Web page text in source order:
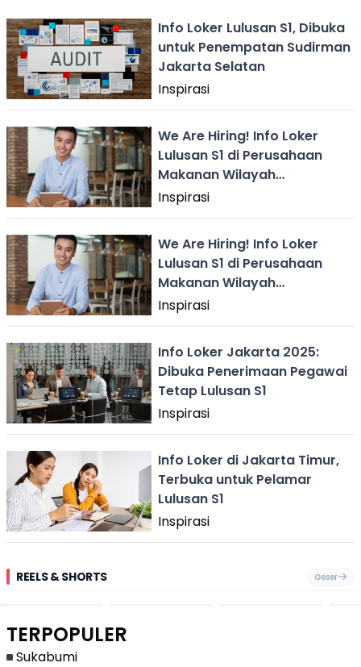
Info Loker Lulusan S1, Dibuka
untuk Penempatan Sudirman
Jakarta Selatan
Inspirasi
We Are Hiring! Info Loker
Lulusan S1 di Perusahaan
Makanan Wilayah
Jabodetabek
Inspirasi
We Are Hiring! Info Loker
Lulusan S1 di Perusahaan
Makanan Wilayah
Jabodetabek
Inspirasi
Info Loker Jakarta 2025:
Dibuka Penerimaan Pegawai
Tetap Lulusan S1
Inspirasi
Info Loker di Jakarta Timur,
Terbuka untuk Pelamar
Lulusan S1
Inspirasi
REELS & SHORTS Geser
Pantai
Dari
Palabuhanratu
TERPOPULER
Sukabumi